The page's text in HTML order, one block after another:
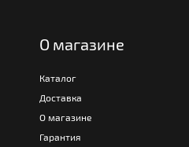
О магазине
Каталог
Доставка
О магазине
Гарантия